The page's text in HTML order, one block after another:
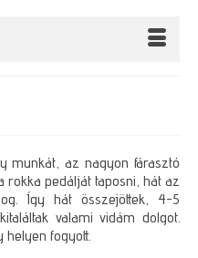
munkát, az nagyon fárasztó
rokka pedálját taposni, hát az
Így hát összejöttek, 4-5
valami vidám dolgot.
helyen fogyott.